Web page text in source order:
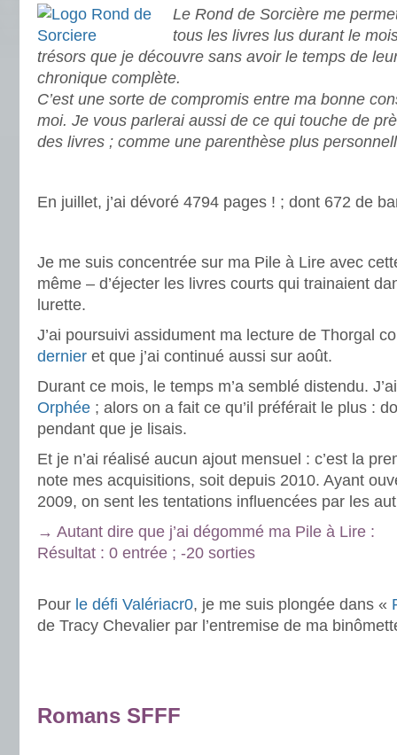
Le Rond de Sorcière me
tous les livres lus durant le
trésors que je découvre sans avoir le temps de
chronique complète.
C’est une sorte de compromis entre ma bonne
moi. Je vous parlerai aussi de ce qui touche de
des livres ; comme une parenthèse plus
En juillet, j’ai dévoré 4794 pages ! ; dont 672 de
Je me suis concentrée sur ma Pile à Lire avec
même – d’éjecter les livres courts qui trainaient
lurette.
J’ai poursuivi assidument ma lecture de Thorgal
dernier et que j’ai continué aussi sur août.
Durant ce mois, le temps m’a semblé distendu.
Orphée ; alors on a fait ce qu’il préférait le plus :
pendant que je lisais.
Et je n’ai réalisé aucun ajout mensuel : c’est la
note mes acquisitions, soit depuis 2010. Ayant
2009, on sent les tentations influencées par les
→ Autant dire que j’ai dégommé ma Pile à Lire :
Résultat : 0 entrée ; -20 sorties
Pour le défi Valériacr0, je me suis plongée dans «
de Tracy Chevalier par l’entremise de ma
Romans SFFF